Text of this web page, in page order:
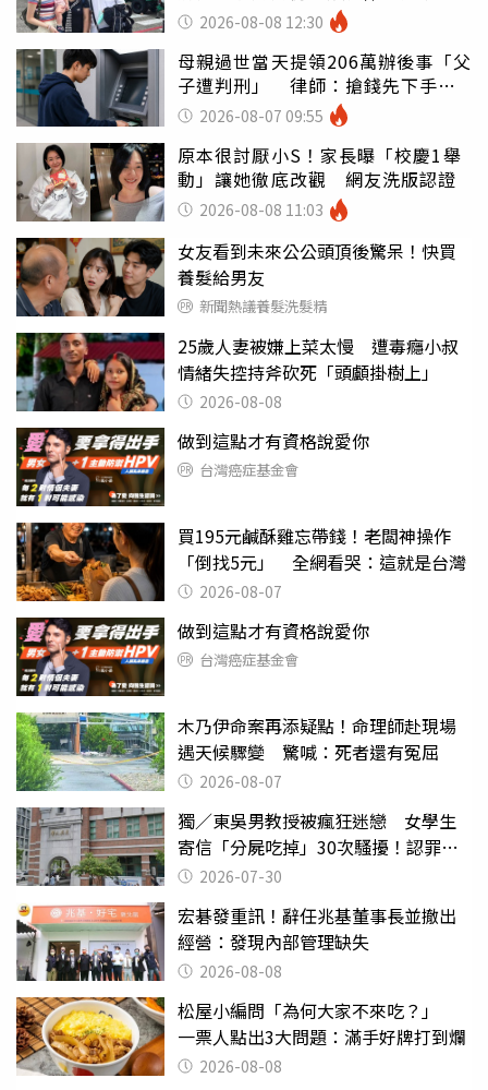
2026-08-08 12:30
母親過世當天提領206萬辦後事「父
子遭判刑」 律師：搶錢先下手是
罪 2026-08-07 09:55
原本很討厭小S！家長曝「校慶1舉
動」讓她徹底改觀 網友洗版認證
2026-08-08 11:03
女友看到未來公公頭頂後驚呆！快買
養髮給男友
新聞熱議養髮洗髮精
25歲人妻被嫌上菜太慢 遭毒癮小叔
情緒失控持斧砍死「頭顱掛樹上」
2026-08-08
做到這點才有資格說愛你
台灣癌症基金會
買195元鹹酥雞忘帶錢！老闆神操作
「倒找5元」 全網看哭：這就是台灣
2026-08-07
做到這點才有資格說愛你
台灣癌症基金會
木乃伊命案再添疑點！命理師赴現場
遇天候驟變 驚喊：死者還有冤屈
2026-08-07
獨／東吳男教授被瘋狂迷戀 女學生
寄信「分屍吃掉」30次騷擾！認罪免
關 2026-07-30
宏碁發重訊！辭任兆基董事長並撤出
經營：發現內部管理缺失
2026-08-08
松屋小編問「為何大家不來吃？」
一票人點出3大問題：滿手好牌打到爛
2026-08-08